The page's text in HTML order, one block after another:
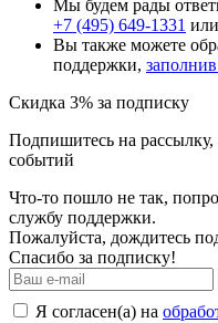
Мы будем рады
+7 (495) 649-1331 или
Вы также можете
поддержки,
Скидка 3% за подписку
Подпишитесь на
событий
Что-то пошло не так,
службу поддержки.
Пожалуйста, дождитесь
Спасибо за подписку!
Я согласен(а) на